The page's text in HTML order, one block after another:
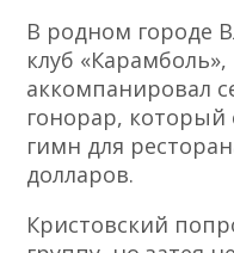
В родном городе
клуб
аккомпанировал
гонорар, который
гимн для
долларов.
Кристовский